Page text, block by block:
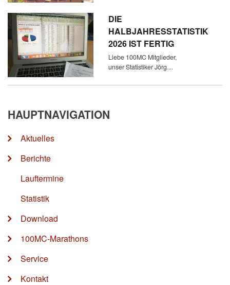
DIE
HALBJAHRESSTATISTIK
2026 IST FERTIG
Liebe 100MC Mitglieder,
unser Statistiker Jörg…
HAUPTNAVIGATION
Aktuelles
Berichte
Lauftermine
Statistik
Download
100MC-Marathons
Service
Kontakt